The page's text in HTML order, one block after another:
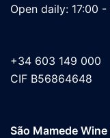
Open daily: 17:00
+34 603 149 000
CIF B56864648
São Mamede